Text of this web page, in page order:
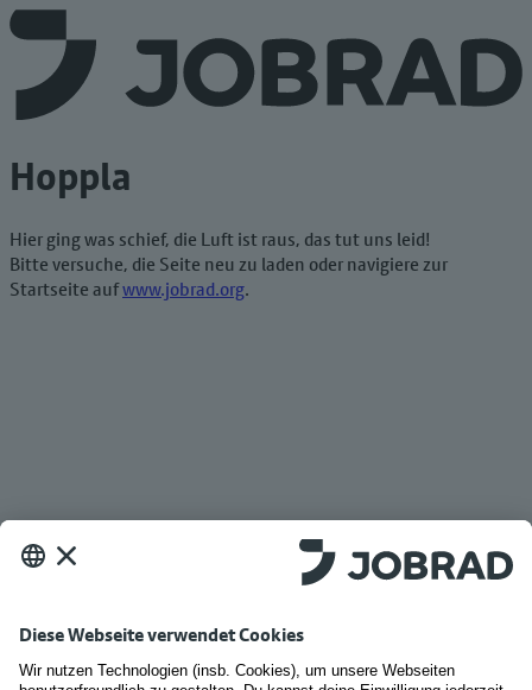
Hoppla
Hier ging was schief, die Luft ist raus, das tut uns leid!
Bitte versuche, die Seite neu zu laden oder navigiere zur
Startseite aufwww.jobrad.org.